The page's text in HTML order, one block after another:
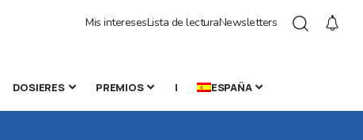
Mis interesesLista de lecturaNewsletters
DOSIERES PREMIOS | ESPAÑA